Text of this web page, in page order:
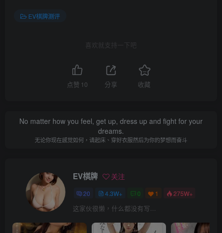
EV棋牌测评
喜欢就支持一下吧
点赞 10 分享 收藏
No matter how you feel, get up, dress up and fight for your
dreams.
无论你现在感觉如何，请起床、穿好衣服然后为你的梦想而奋斗
EV棋牌 关注
20 4.3W+ 0 1 275W+
这家伙很懒，什么都没有写...